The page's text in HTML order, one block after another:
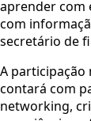
aprender com
com
secretário de
A participação
contará com
networking,